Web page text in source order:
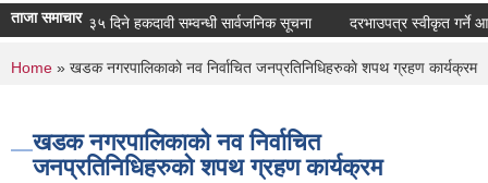
ताजा समाचार३५ दिने हकदावी सम्वन्धी सार्वजनिक सूचना दरभाउपत्र स्वीकृत गर्ने आश्यको
You are here
Home » खडक नगरपालिकाकाे नव निर्वाचित जनप्रतिनिधिहरुकाे शपथ ग्रहण कार्यक्रम
खडक नगरपालिकाकाे नव निर्वाचित
जनप्रतिनिधिहरुकाे शपथ ग्रहण कार्यक्रम